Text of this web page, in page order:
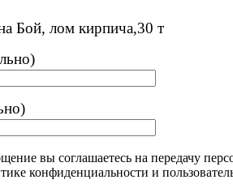
Бой, лом кирпича,30 т
вы соглашаетесь на передачу
конфиденциальности и